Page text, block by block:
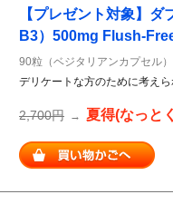
【プレゼント対象】
B3）500mg Flush-
90粒（ベジタリアンカプセル
デリケートな方のために考え
2,700円 → 夏得(なっと